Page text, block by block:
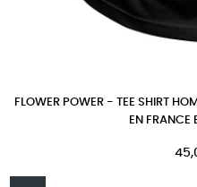
FLOWER POWER - TEE SHIRT
EN FRANCE
Prix